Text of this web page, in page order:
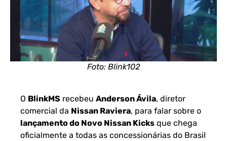
Foto: Blink102
O BlinkMS recebeu Anderson Ávila, diretor
comercial da Nissan Raviera, para falar sobre o
lançamento do Novo Nissan Kicks que chega
oficialmente a todas as concessionárias do Brasil